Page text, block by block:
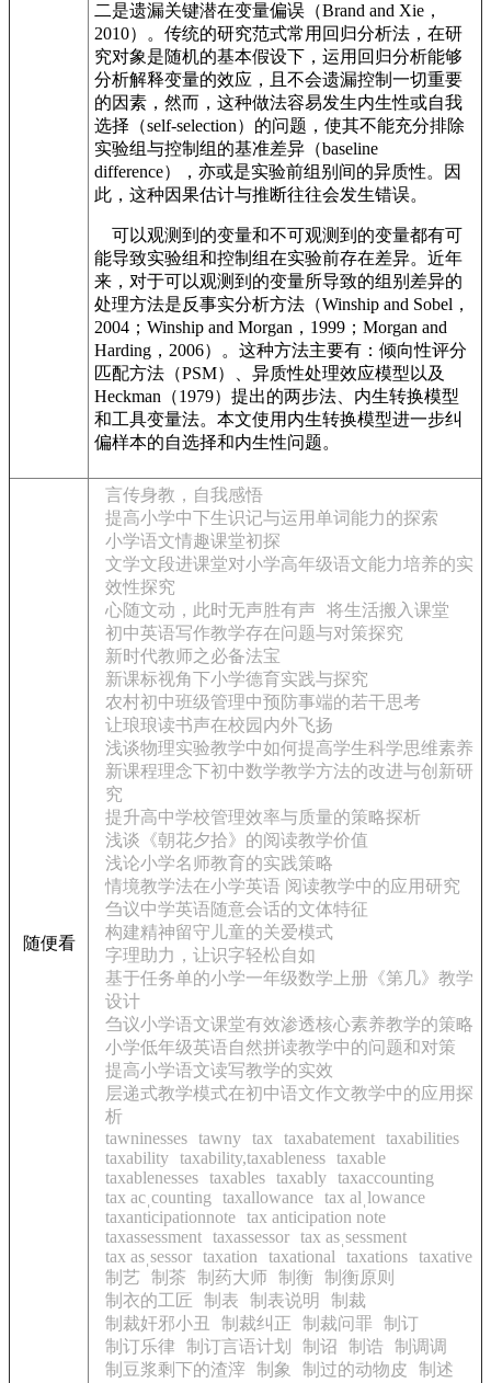
二是遗漏关键潜在变量偏误（Brand and Xie，
2010）。传统的研究范式常用回归分析法，在研
究对象是随机的基本假设下，运用回归分析能够
分析解释变量的效应，且不会遗漏控制一切重要
的因素，然而，这种做法容易发生内生性或自我
选择（self-selection）的问题，使其不能充分排除
实验组与控制组的基准差异（baseline
difference），亦或是实验前组别间的异质性。因
此，这种因果估计与推断往往会发生错误。
可以观测到的变量和不可观测到的变量都有可
能导致实验组和控制组在实验前存在差异。近年
来，对于可以观测到的变量所导致的组别差异的
处理方法是反事实分析方法（Winship and Sobel，
2004；Winship and Morgan，1999；Morgan and
Harding，2006）。这种方法主要有：倾向性评分
匹配方法（PSM）、异质性处理效应模型以及
Heckman（1979）提出的两步法、内生转换模型
和工具变量法。本文使用内生转换模型进一步纠
偏样本的自选择和内生性问题。
随便看
言传身教，自我感悟
提高小学中下生识记与运用单词能力的探索
小学语文情趣课堂初探
文学文段进课堂对小学高年级语文能力培养的实
效性探究
心随文动，此时无声胜有声
将生活搬入课堂
初中英语写作教学存在问题与对策探究
新时代教师之必备法宝
新课标视角下小学德育实践与探究
农村初中班级管理中预防事端的若干思考
让琅琅读书声在校园内外飞扬
浅谈物理实验教学中如何提高学生科学思维素养
新课程理念下初中数学教学方法的改进与创新研
究
提升高中学校管理效率与质量的策略探析
浅谈《朝花夕拾》的阅读教学价值
浅论小学名师教育的实践策略
情境教学法在小学英语 阅读教学中的应用研究
刍议中学英语随意会话的文体特征
构建精神留守儿童的关爱模式
字理助力，让识字轻松自如
基于任务单的小学一年级数学上册《第几》教学
设计
刍议小学语文课堂有效渗透核心素养教学的策略
小学低年级英语自然拼读教学中的问题和对策
提高小学语文读写教学的实效
层递式教学模式在初中语文作文教学中的应用探
析
tawninesses tawny tax taxabatement taxabilities
taxability taxability,taxableness taxable
taxablenesses taxables taxably taxaccounting
tax acˌcounting
taxallowance tax alˌlowance
taxanticipationnote tax anticipation note
taxassessment taxassessor tax asˌsessment
tax asˌsessor taxation taxational taxations taxative
制艺 制茶 制药大师 制衡
制衡原则
制衣的工匠
制表 制表说明
制裁
制裁奸邪小丑
制裁纠正 制裁问罪
制订
制订乐律 制订言语计划 制诏 制诰 制调调
制豆浆剩下的渣滓 制象 制过的动物皮 制述